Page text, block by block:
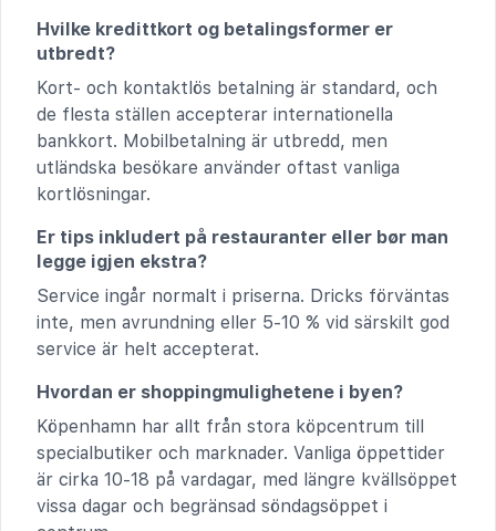
Hvilke kredittkort og betalingsformer er
utbredt?
Kort- och kontaktlös betalning är standard, och
de flesta ställen accepterar internationella
bankkort. Mobilbetalning är utbredd, men
utländska besökare använder oftast vanliga
kortlösningar.
Er tips inkludert på restauranter eller bør man
legge igjen ekstra?
Service ingår normalt i priserna. Dricks förväntas
inte, men avrundning eller 5-10 % vid särskilt god
service är helt accepterat.
Hvordan er shoppingmulighetene i byen?
Köpenhamn har allt från stora köpcentrum till
specialbutiker och marknader. Vanliga öppettider
är cirka 10-18 på vardagar, med längre kvällsöppet
vissa dagar och begränsad söndagsöppet i